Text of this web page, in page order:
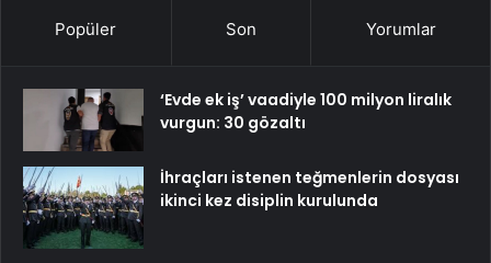
Popüler Son Yorumlar
‘Evde ek iş’ vaadiyle 100 milyon liralık
vurgun: 30 gözaltı
İhraçları istenen teğmenlerin dosyası
ikinci kez disiplin kurulunda